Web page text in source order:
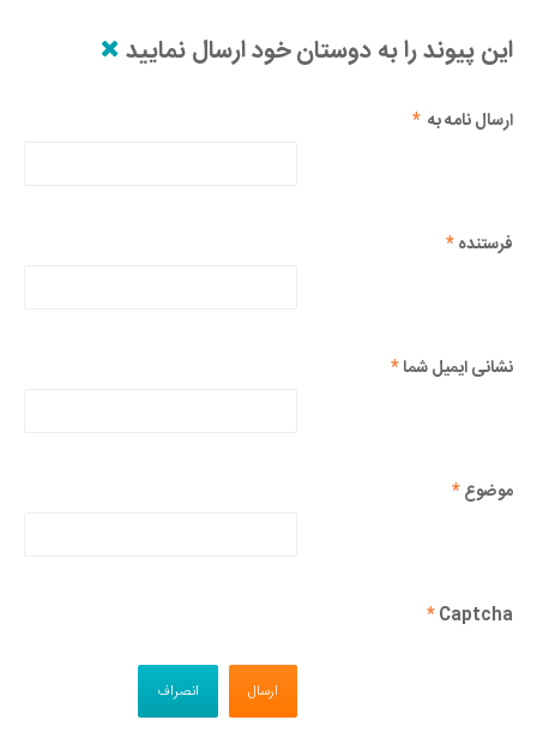
این پیوند را به دوستان خود ارسال نمایید
ارسال نامه به *
فرستنده*
نشانی ایمیل شما*
موضوع*
Captcha
*
ارسال انصراف